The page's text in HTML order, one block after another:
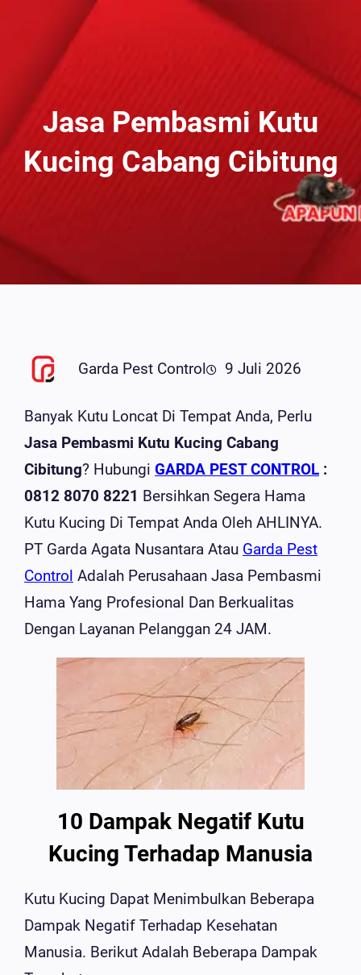
Jasa Pembasmi Kutu
Kucing Cabang Cibitung
Garda Pest Control 9 Juli 2026
Banyak Kutu Loncat Di Tempat Anda, Perlu
Jasa Pembasmi Kutu Kucing Cabang
Cibitung? Hubungi GARDA PEST CONTROL :
0812 8070 8221 Bersihkan Segera Hama
Kutu Kucing Di Tempat Anda Oleh AHLINYA.
PT Garda Agata Nusantara Atau Garda Pest
Control Adalah Perusahaan Jasa Pembasmi
Hama Yang Profesional Dan Berkualitas
Dengan Layanan Pelanggan 24 JAM.
10 Dampak Negatif Kutu
Kucing Terhadap Manusia
Kutu Kucing Dapat Menimbulkan Beberapa
Dampak Negatif Terhadap Kesehatan
Manusia. Berikut Adalah Beberapa Dampak